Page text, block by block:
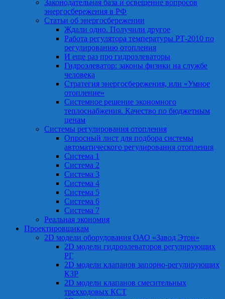
Законодательная база и освещение вопросов
энергосбережения в РФ
Статьи об энергосбережении
Ждали одно. Получили другое
Работа регулятора температуры РТ-2010 по
регулированию отопления
И еще раз про гидроэлеваторы
Гидроэлеватор: законы физики на службе
человека
Стратегия энергосбережения, или «Умное
отопление»
Системное решение экономного
теплоснабжения. Качество по бюджетным
ценам
Системы регулирования отопления
Опросный лист для подбора системы
автоматического регулирования отопления
Система 1
Система 2
Система 3
Система 4
Система 5
Система 6
Система 7
Реальная экономия
Проектировщикам
2D модели оборудования ОАО «Завод Этон»
2D модели гидроэлеваторов регулирующих
РГ
2D модели клапанов запорно-регулирующих
КЗР
2D модели клапанов смесительных
трехходовых КСТ